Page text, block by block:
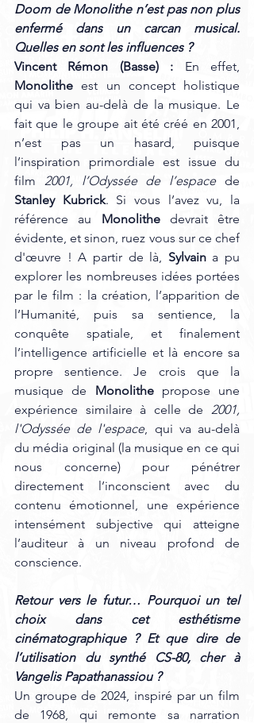
Doom de Monolithe n’est pas non plus
enfermé dans un carcan musical.
Quelles en sont les influences ?
Vincent Rémon (Basse)
:
Monolithe est un concept holistique
qui va bien au-delà de la musique. Le
fait que le groupe ait été créé en 2001,
n’est pas un hasard, puisque
l’inspiration primordiale est issue du
film 2001, l’Odyssée de l’espace
Stanley Kubrick. Si vous l’avez vu, la
référence au Monolithe devrait être
évidente, et sinon, ruez vous sur ce chef
d'œuvre ! A partir de là, Sylvain a pu
explorer les nombreuses idées portées
par le film : la création, l’apparition de
l’Humanité, puis sa sentience, la
conquête spatiale, et finalement
l’intelligence artificielle et là encore sa
propre sentience. Je crois que la
musique de Monolithe propose une
expérience similaire à celle de 2001,
l'Odyssée de l'espace, qui va au-delà
du média original (la musique en ce qui
nous concerne) pour pénétrer
directement l’inconscient avec du
contenu émotionnel, une expérience
intensément subjective qui atteigne
l’auditeur à un niveau profond de
conscience.
Retour vers le futur… Pourquoi un tel
choix dans cet esthétisme
cinématographique ? Et que dire de
l’utilisation du synthé CS-80, cher à
Vangelis Papathanassiou ?
Un groupe de 2024, inspiré par un film
de 1968, qui remonte sa narration